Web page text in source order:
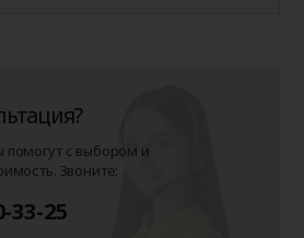
помогут с выбором и
Звоните:
33-25